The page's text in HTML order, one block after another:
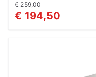
€ 259,00
€ 194,50